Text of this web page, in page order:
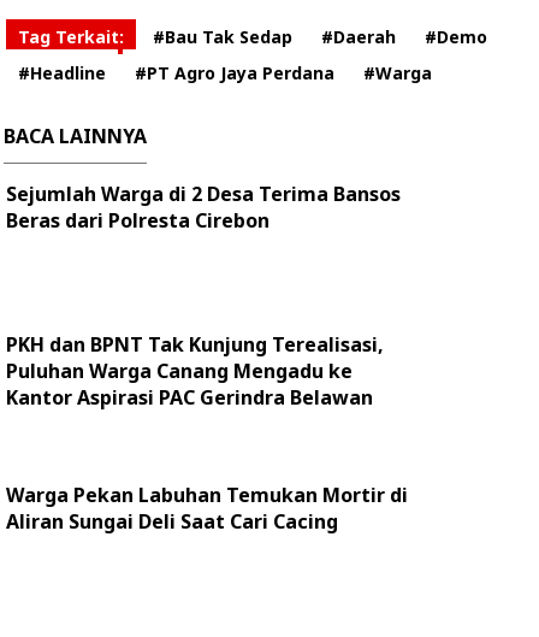
Tag Terkait: #Bau Tak Sedap #Daerah
#Demo
#Headline
#PT Agro Jaya Perdana #Warga
BACA LAINNYA
Sejumlah Warga di 2 Desa Terima Bansos
Beras dari Polresta Cirebon
PKH dan BPNT Tak Kunjung Terealisasi,
Puluhan Warga Canang Mengadu ke
Kantor Aspirasi PAC Gerindra Belawan
Warga Pekan Labuhan Temukan Mortir di
Aliran Sungai Deli Saat Cari Cacing